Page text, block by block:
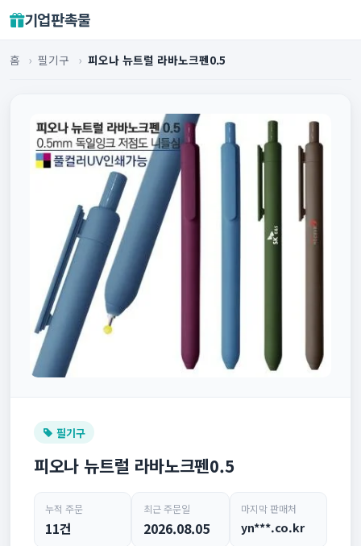
기업판촉물
홈 › 필기구 › 피오나 뉴트럴 라바노크펜0.5
필기구
피오나 뉴트럴 라바노크펜0.5
누적 주문
11건
최근 주문일
2026.08.05
마지막 판매처
yn***.co.kr